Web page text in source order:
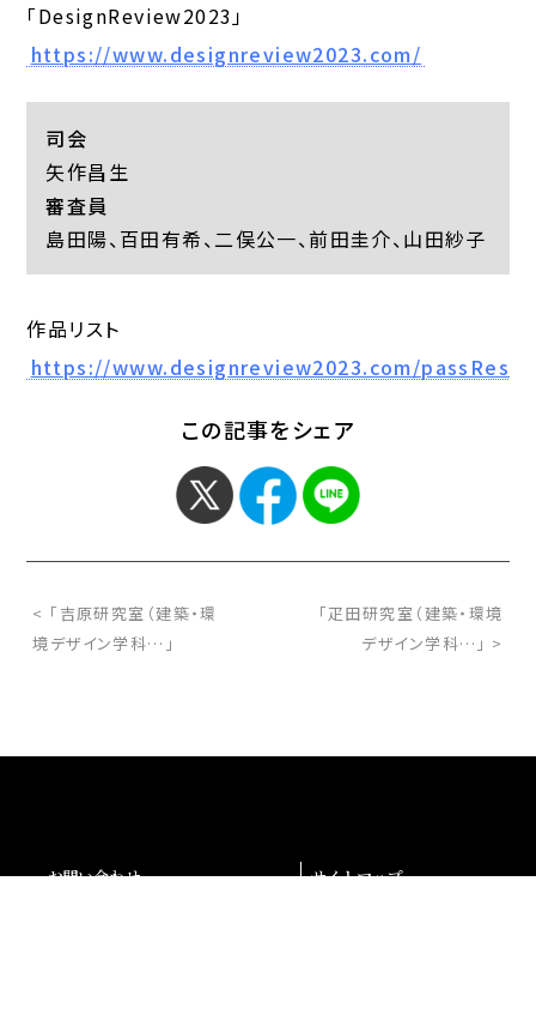
「DesignReview2023」
https://www.designreview2023.com/
司会
矢作昌生
審査員
島田陽、百田有希、二俣公一、前田圭介、山田紗子
作品リスト
https://www.designreview2023.com/
この記事をシェア
< 「吉原研究室（建築・環
境デザイン学科…」
「疋田研究室（建築・環境
デザイン学科…」 >
お問い合わせ サイトマップ